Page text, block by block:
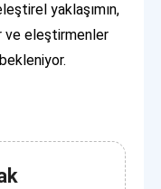
yaklaşımın,
ve eleştirmenler